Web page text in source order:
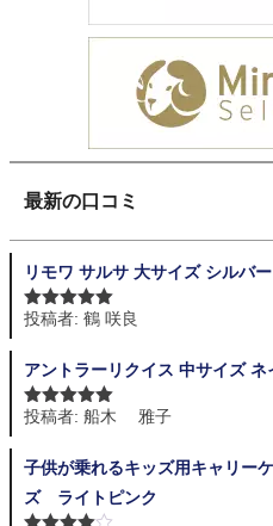
最新の口コミ
リモワ サルサ 大サイズ シルバー
5段階中 5の
投稿者: 鶴 咲良
アントラーリクイス 中サイズ ネ
5段階中 5の
投稿者: 船木 雅子
子供が乗れるキッズ用キャリー
ズ ライトピンク